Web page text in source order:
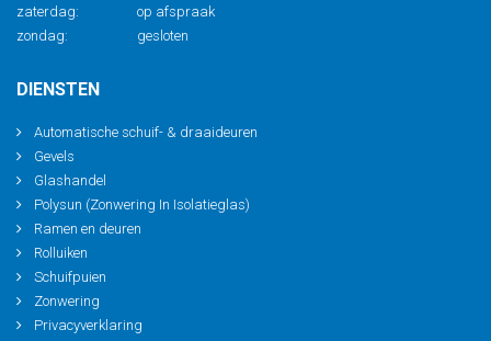
zaterdag:
op afspraak
zondag:
gesloten
DIENSTEN
Automatische schuif- & draaideuren
Gevels
Glashandel
Polysun (Zonwering In Isolatieglas)
Ramen en deuren
Rolluiken
Schuifpuien
Zonwering
Privacyverklaring